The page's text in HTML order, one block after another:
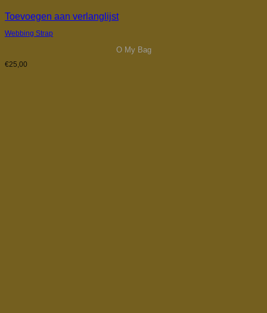
Toevoegen aan verlanglijst
Webbing Strap
O My Bag
€25,00